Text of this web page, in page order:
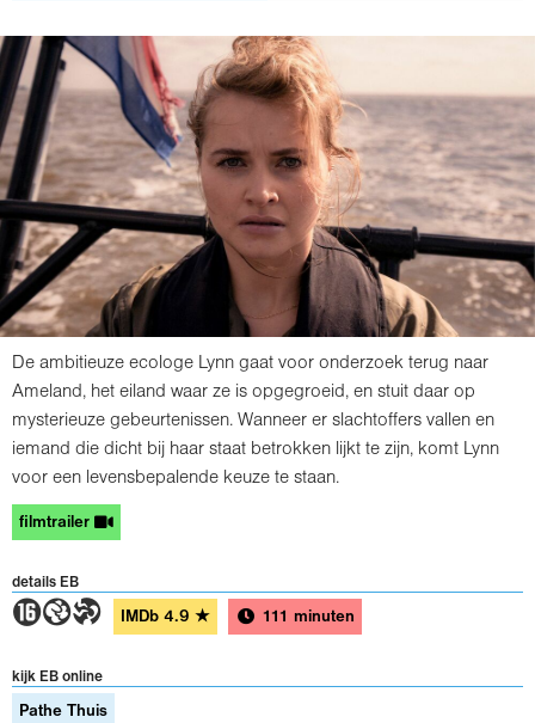
De ambitieuze ecologe Lynn gaat voor onderzoek terug naar
Ameland, het eiland waar ze is opgegroeid, en stuit daar op
mysterieuze gebeurtenissen. Wanneer er slachtoffers vallen en
iemand die dicht bij haar staat betrokken lijkt te zijn, komt Lynn
voor een levensbepalende keuze te staan.
filmtrailer
details EB
6GT IMDb 4.9 ★ 111 minuten
kijk EB online
Pathe Thuis